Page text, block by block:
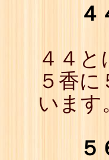
４
４４
５香
います
５